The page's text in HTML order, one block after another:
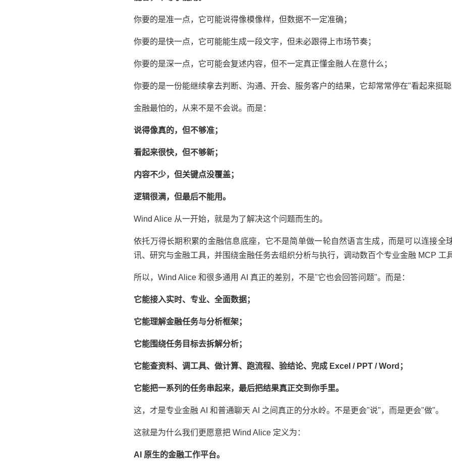
你要的是准一点，它可能说得像模像样，但数据不一定准确；
你要的是快一点，它可能能生成一段文字，但未必跟得上市场节奏；
你要的是深一点，它可能会复述内容，但不一定真正懂金融人在意什么；
你要的是一份能继续拿去判断、沟通、开会、服务客户的结果，它却常常停在"看起来挺
金融最怕的，从来不是不会说。而是：
说得像真的，但不够准；
看起来很快，但不够新；
内容不少，但关键点没覆盖；
逻辑很满，但最后不能用。
Wind Alice 从一开始，就是为了解决这个问题而生的。
依托万得长期积累的金融信息底座，它不是简单做一轮自然语言生成，而是可以连接全
讯、研究与金融工具，并围绕金融任务去组织分析与执行，调动数百个专业金融 MCP 工
所以，Wind Alice 和很多通用 AI 真正的差别，不是"它也会回答问题"。而是：
它能接入实时、专业、全面数据；
它能理解金融任务与分析框架；
它能围绕任务目标去拆解分析；
它能查资料、调工具、做计算、跑流程、验结论、完成 Excel / PPT / Word；
它能把一系列的任务串起来，最后把结果真正交到你手里。
这，才是专业金融 AI 和普通聊天 AI 之间真正的分水岭。不是更会"说"，而是更会"做"。
这就是为什么我们更愿意把 Wind Alice 定义为：
AI 原生的金融工作平台。